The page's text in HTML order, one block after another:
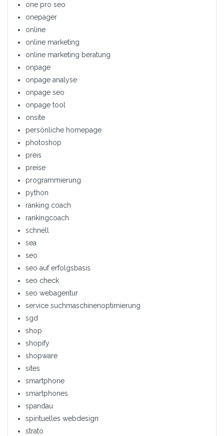
one pro seo
onepager
online
online marketing
online marketing beratung
onpage
onpage analyse
onpage seo
onpage tool
onsite
persönliche homepage
photoshop
preis
preise
programmierung
python
ranking coach
rankingcoach
schnell
sea
seo
seo auf erfolgsbasis
seo check
seo webagentur
service suchmaschinenoptimierung
sgd
shop
shopify
shopware
sites
smartphone
smartphones
spandau
spirituelles webdesign
strato